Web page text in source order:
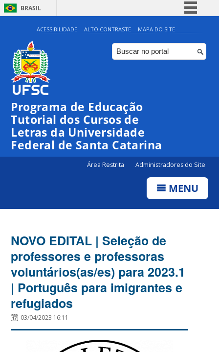
BRASIL
Simplifique!
Comunica BR
Participe
ACESSIBILIDADE ALTO CONTRASTE MAPA DO SITE
Programa de Educação
Tutorial dos Cursos de
Letras da Universidade
Federal de Santa Catarina
Área Restrita Administradores do Site
MENU
NOVO EDITAL | Seleção de
professores e professoras
voluntários(as/es) para 2023.1
| Português para imigrantes e
refugiados
03/04/2023 16:11